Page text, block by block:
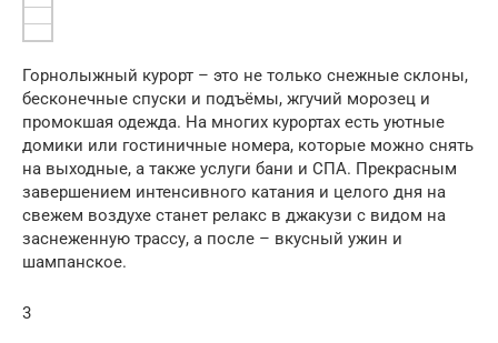
Горнолыжный курорт – это не только снежные склоны,
бесконечные спуски и подъёмы, жгучий морозец и
промокшая одежда. На многих курортах есть уютные
домики или гостиничные номера, которые можно снять
на выходные, а также услуги бани и СПА. Прекрасным
завершением интенсивного катания и целого дня на
свежем воздухе станет релакс в джакузи с видом на
заснеженную трассу, а после – вкусный ужин и
шампанское.
3